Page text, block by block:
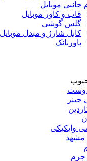
جانبی موبایل
قاب و کاور موبایل
گلس گوشی
کابل شارژ و مبدل موبایل
پاوربانک
وست
جینز
وایکیکی
مشهد
چرم